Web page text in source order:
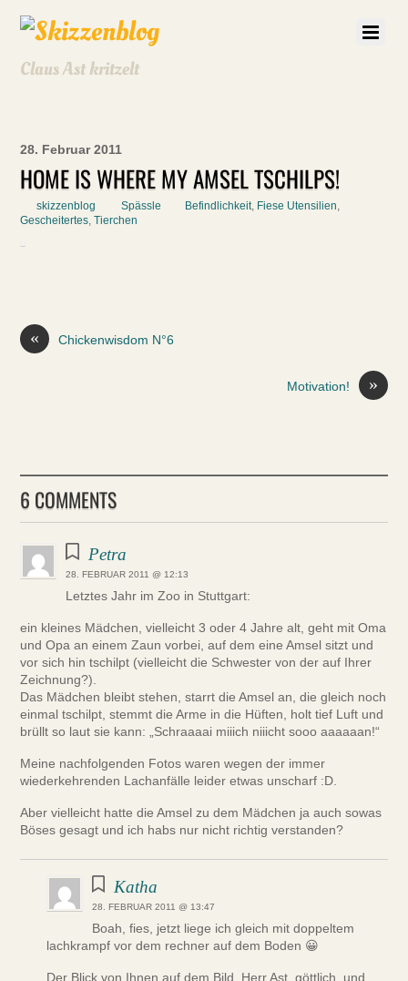
Claus Ast kritzelt
28. Februar 2011
HOME IS WHERE MY AMSEL TSCHILPS!
skizzenblog Spässle Befindlichkeit, Fiese Utensilien,
Gescheitertes,Tierchen
« Chickenwisdom N°6
»
Motivation!
6 COMMENTS
Petra
28. FEBRUAR 2011 @ 12:13
Letztes Jahr im Zoo in Stuttgart:
ein kleines Mädchen, vielleicht 3 oder 4 Jahre alt, geht mit Oma
und Opa an einem Zaun vorbei, auf dem eine Amsel sitzt und
vor sich hin tschilpt (vielleicht die Schwester von der auf Ihrer
Zeichnung?).
Das Mädchen bleibt stehen, starrt die Amsel an, die gleich noch
einmal tschilpt, stemmt die Arme in die Hüften, holt tief Luft und
brüllt so laut sie kann: „Schraaaai miiich niiicht sooo aaaaaan!“
Meine nachfolgenden Fotos waren wegen der immer
wiederkehrenden Lachanfälle leider etwas unscharf :D.
Aber vielleicht hatte die Amsel zu dem Mädchen ja auch sowas
Böses gesagt und ich habs nur nicht richtig verstanden?
Katha
28. FEBRUAR 2011 @ 13:47
Boah, fies, jetzt liege ich gleich mit doppeltem
lachkrampf vor dem rechner auf dem Boden 😀
Der Blick von Ihnen auf dem Bild, Herr Ast, göttlich, und